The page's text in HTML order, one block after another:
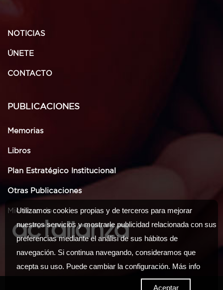
NOTICIAS
ÚNETE
CONTACTO
PUBLICACIONES
Memorias
Libros
Plan Estratégico Institucional
Otras Publicaciones
Miembro de
Utilizamos cookies propias y de terceros para mejorar
nuestros servicios y mostrarle publicidad relacionada con sus
preferencias mediante el análisi de sus hábitos de
navegación. Si continua navegando, consideramos que
acepta su uso. Puede cambiar la configuración. Más info
Aceptar